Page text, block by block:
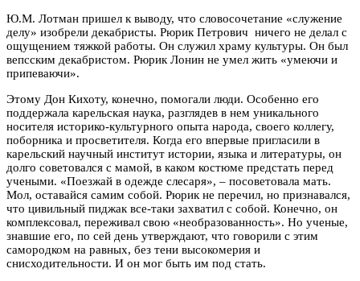
Ю.М. Лотман пришел к выводу, что словосочетание «служение
делу» изобрели декабристы. Рюрик Петрович ничего не делал с
ощущением тяжкой работы. Он служил храму культуры. Он был
вепсским декабристом. Рюрик Лонин не умел жить «умеючи и
припеваючи».
Этому Дон Кихоту, конечно, помогали люди. Особенно его
поддержала карельская наука, разглядев в нем уникального
носителя историко-культурного опыта народа, своего коллегу,
поборника и просветителя. Когда его впервые пригласили в
карельский научный институт истории, языка и литературы, он
долго советовался с мамой, в каком костюме предстать перед
учеными. «Поезжай в одежде слесаря», – посоветовала мать.
Мол, оставайся самим собой. Рюрик не перечил, но признавался,
что цивильный пиджак все-таки захватил с собой. Конечно, он
комплексовал, переживал свою «необразованность». Но ученые,
знавшие его, по сей день утверждают, что говорили с этим
самородком на равных, без тени высокомерия и
снисходительности. И он мог быть им под стать.